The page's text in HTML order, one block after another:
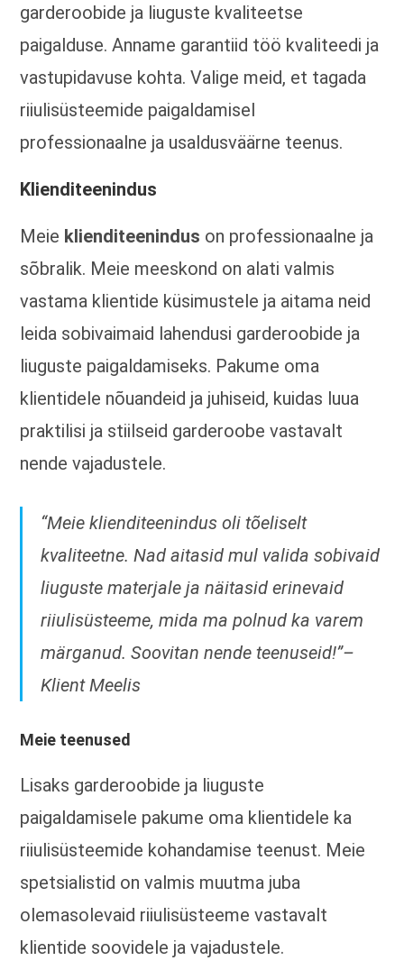
garderoobide ja liuguste kvaliteetse
paigalduse. Anname garantiid töö kvaliteedi ja
vastupidavuse kohta. Valige meid, et tagada
riiulisüsteemide paigaldamisel
professionaalne ja usaldusväärne teenus.
Klienditeenindus
Meie klienditeenindus on professionaalne ja
sõbralik. Meie meeskond on alati valmis
vastama klientide küsimustele ja aitama neid
leida sobivaimaid lahendusi garderoobide ja
liuguste paigaldamiseks. Pakume oma
klientidele nõuandeid ja juhiseid, kuidas luua
praktilisi ja stiilseid garderoobe vastavalt
nende vajadustele.
“Meie klienditeenindus oli tõeliselt
kvaliteetne. Nad aitasid mul valida sobivaid
liuguste materjale ja näitasid erinevaid
riiulisüsteeme, mida ma polnud ka varem
märganud. Soovitan nende teenuseid!”–
Klient Meelis
Meie teenused
Lisaks garderoobide ja liuguste
paigaldamisele pakume oma klientidele ka
riiulisüsteemide kohandamise teenust. Meie
spetsialistid on valmis muutma juba
olemasolevaid riiulisüsteeme vastavalt
klientide soovidele ja vajadustele.